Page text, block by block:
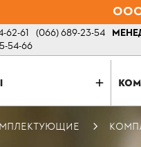
ООО
62-61 (066) 689-23-54
54-66